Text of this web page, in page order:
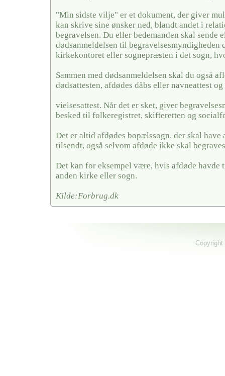
"Min sidste vilje" er et dokument, der giver
kan skrive sine ønsker ned, blandt andet i
begravelsen. Du eller bedemanden skal sende
dødsanmeldelsen til begravelsesmyndigheden
kirkekontoret eller sognepræsten i det sogn,
Sammen med dødsanmeldelsen skal du også
dødsattesten, afdødes dåbs eller navneattest og
vielsesattest. Når det er sket, giver
besked til folkeregistret, skifteretten og
Det er altid afdødes bopælssogn, der skal have
tilsendt, også selvom afdøde ikke skal
Det kan for eksempel være, hvis afdøde
anden kirke eller sogn.
Kilde:Forbrug.dk